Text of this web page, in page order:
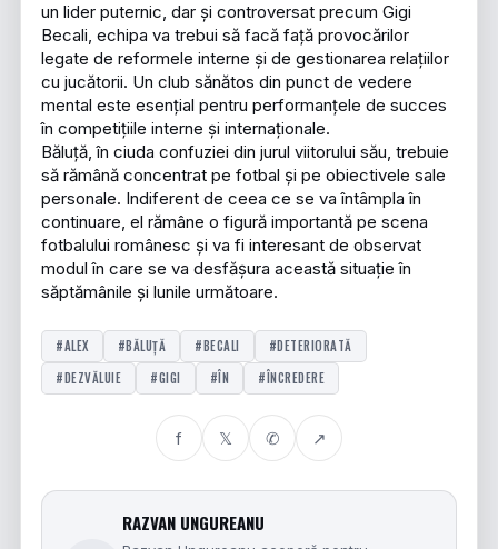
un lider puternic, dar și controversat precum Gigi
Becali, echipa va trebui să facă față provocărilor
legate de reformele interne și de gestionarea relațiilor
cu jucătorii. Un club sănătos din punct de vedere
mental este esențial pentru performanțele de succes
în competițiile interne și internaționale.
Băluță, în ciuda confuziei din jurul viitorului său, trebuie
să rămână concentrat pe fotbal și pe obiectivele sale
personale. Indiferent de ceea ce se va întâmpla în
continuare, el rămâne o figură importantă pe scena
fotbalului românesc și va fi interesant de observat
modul în care se va desfășura această situație în
săptămânile și lunile următoare.
#ALEX #BĂLUȚĂ #BECALI
#DETERIORATĂ
#DEZVĂLUIE
#GIGI #ÎN #ÎNCREDERE
f 𝕏 ✆ ↗
RAZVAN UNGUREANU